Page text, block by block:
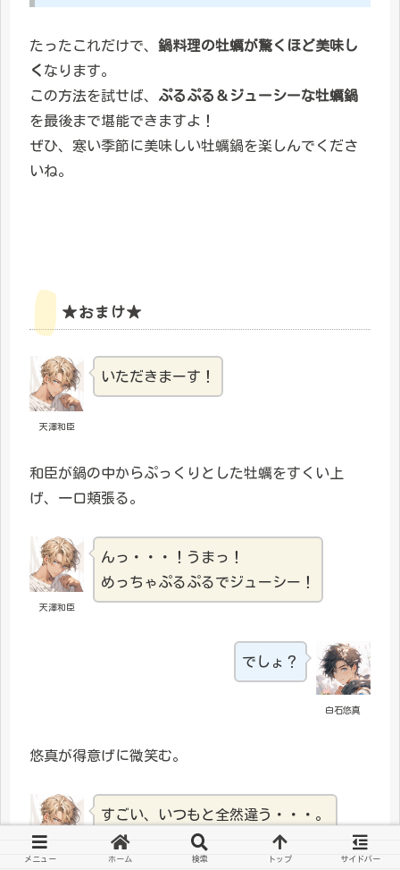
たったこれだけで、 鍋料理の牡蠣が驚くほど美味し
く なります。
この方法を試せば、 ぷるぷる＆ジューシーな牡蠣鍋
を最後まで堪能できますよ！
ぜひ、寒い季節に美味しい牡蠣鍋を楽しんでくださ
いね。
★おまけ★
天澤和臣
いただきまーす！
和臣が鍋の中からぷっくりとした牡蠣をすくい上
げ、一口頬張る。
天澤和臣
んっ・・・！うまっ！
めっちゃぷるぷるでジューシー！
白石悠真
でしょ？
悠真が得意げに微笑む。
天澤和臣
すごい、いつもと全然違う・・・。
悠真、天才じゃん！
メニュー ホーム 検索 トップ サイドバー